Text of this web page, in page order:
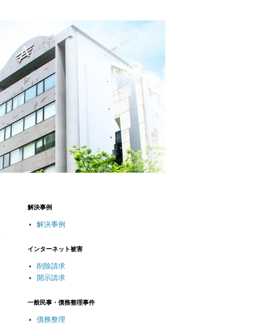
解決事例
解決事例
インターネット被害
削除請求
開示請求
一般民事・債務整理事件
債務整理